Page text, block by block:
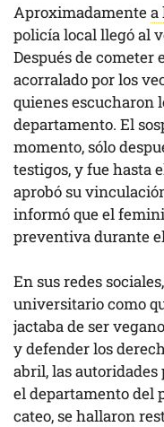
Aproximadamentea
policía local llegó al
Después de
acorralado por los
quienes escucharon
departamento. El
momento, sólo
testigos, y fue hasta
aprobó su
informó que el
preventiva durante
En sus redes
universitario como
jactaba de ser
y defender los
abril, las
el departamento del
cateo, se hallaron